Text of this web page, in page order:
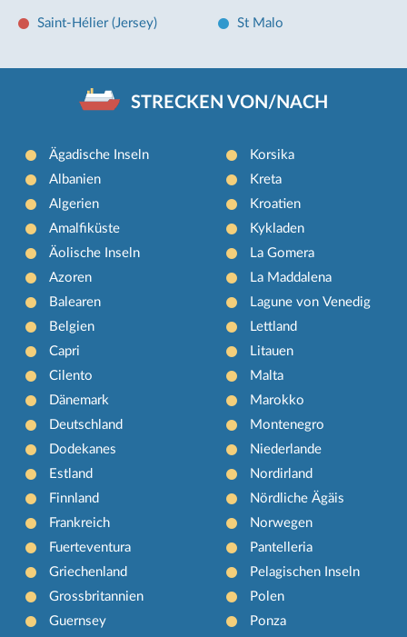
Saint-Hélier (Jersey) St Malo
STRECKEN VON/NACH
Ägadische Inseln
Albanien
Algerien
Amalfiküste
Äolische Inseln
Azoren
Balearen
Belgien
Capri
Cilento
Dänemark
Deutschland
Dodekanes
Estland
Finnland
Frankreich
Fuerteventura
Griechenland
Grossbritannien
Guernsey
Korsika
Kreta
Kroatien
Kykladen
La Gomera
La Maddalena
Lagune von Venedig
Lettland
Litauen
Malta
Marokko
Montenegro
Niederlande
Nordirland
Nördliche Ägäis
Norwegen
Pantelleria
Pelagischen Inseln
Polen
Ponza